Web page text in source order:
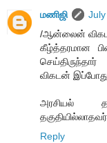
மணிஜி
/ஆன்லைன்
கீழ்த்தரமான
விகடன்
அரசியல்
Reply